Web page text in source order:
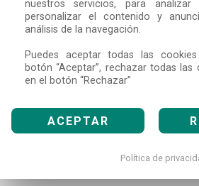
nuestros servicios, para
personalizar el contenido y
análisis de la navegación.
Puedes aceptar todas las
botón “Aceptar”, rechazar todas las
en el botón “Rechazar”
ACEPTAR
Política de